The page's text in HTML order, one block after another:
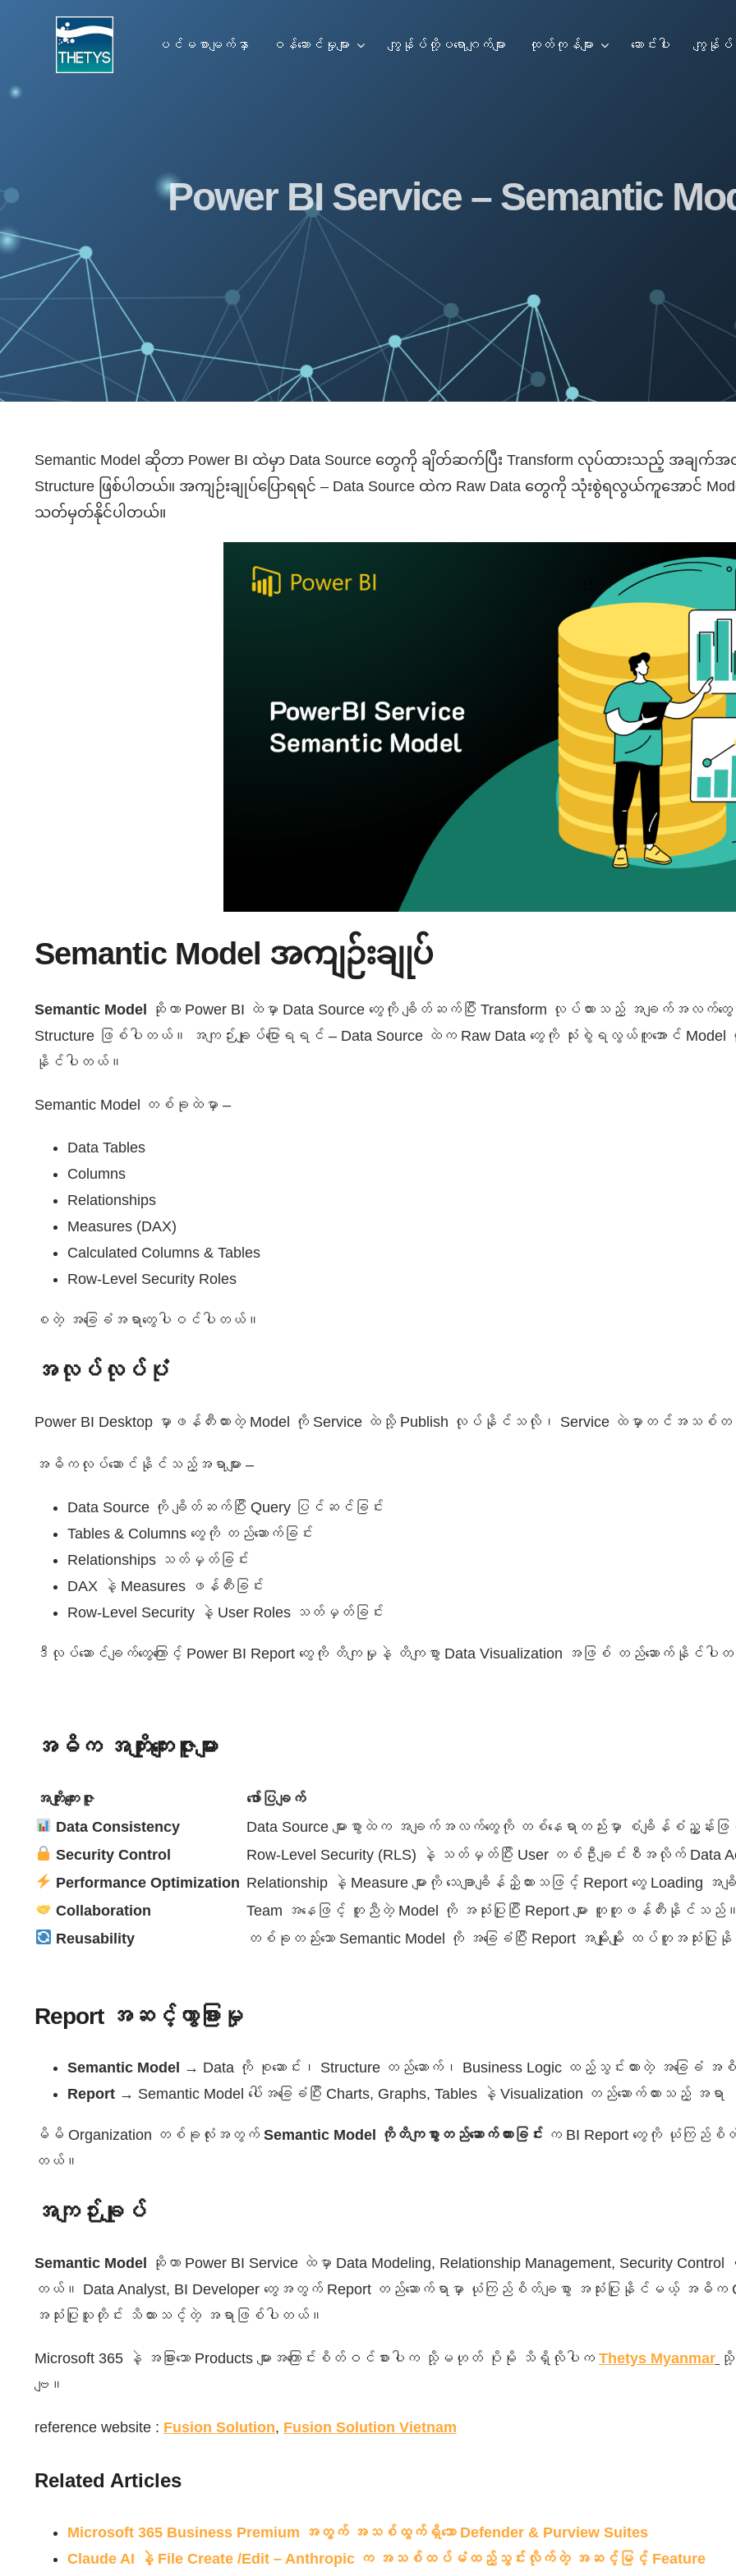
ပင်မစာမျက်နှာ ဝန်ဆောင်မှုများ ကျွန်ုပ်တို့ပရောဂျက်များ ထုတ်ကုန်များ ဆောင်းပါး ကျွန်ုပ်တို့
Power BI Service – Semantic
Semantic Model ဆိုတာPower BI ထဲမှာData Source တွေကို ချိတ်ဆက်ပြီး Transform လုပ်ထားသည အချက်
Structure ဖြစ်ပါတယ်။ အကျဉ်းချုပ်ပြောရရင ် – Data Source ထဲကRaw Data တွေကို သုံးစွဲရလွယ်ကူအောင
သတ်မှတ်နိုင်ပါတယ်။
Semantic Model အကျဉ်းချုပ်
Semantic Model ဆိုတာ Power BI ထဲမှာ Data Source တွေကို ချိတ်ဆက်ပြီး Transform လုပ်ထားသည့် အချ
Structure ဖြစ်ပါတယ်။ အကျဉ်းချုပ်ပြောရရင် – Data Source ထဲက Raw Data တွေကို သုံးစွဲရလွယ်ကူအောင်
နိုင်ပါတယ်။
Semantic Model တစ်ခုထဲမှာ –
Data Tables
Columns
Relationships
Measures (DAX)
Calculated Columns & Tables
Row-Level Security Roles
စတဲ့ အခြေခံအရာတွေပါဝင်ပါတယ်။
အလုပ်လုပ်ပုံ
Power BI Desktop မှာဖန်တီးထားတဲ့ Model ကို Service ထဲသို့ Publish လုပ်နိုင်သလို၊ Service ထဲမှာတင်အသစ်
အဓိကလုပ်ဆောင်နိုင်သည့်အရာများ –
Data Source ကို ချိတ်ဆက်ပြီး Query ပြင်ဆင်ခြင်း
Tables & Columns တွေကို တည်ဆောက်ခြင်း
Relationships သတ်မှတ်ခြင်း
DAX နဲ့ Measures ဖန်တီးခြင်း
Row-Level Security နဲ့ User Roles သတ်မှတ်ခြင်း
ဒီလုပ်ဆောင်ချက်တွေကြောင့် Power BI Report တွေကို တိကျမှုနဲ့ တိကျစွာ Data Visualization အဖြစ် တည်ဆောက်နိုင်ပါ
အဓိက အကျိုးကျေးဇူးများ
အကျိုးကျေးဇူး
ဖော်ပြချက်
Data Consistency
Data Source များစွာထဲက အချက်အလက်တွေကို တစ်နေရာတည်းမှာ စံချိန်စံညွှန်း
Security Control
Row-Level Security (RLS) နဲ့ သတ်မှတ်ပြီး User တစ်ဦးချင်းစီအလိုက်
Performance Optimization Relationship နဲ့ Measure များကို သေချာချိန်ညှိထားသဖြင့် Report တွေ
Collaboration
Team အနေဖြင့် တူညီတဲ့ Model ကို အသုံးပြုပြီး Report များ တူတူဖန်တီးနိုင်သည်။
Reusability
တစ်ခုတည်းသော Semantic Model ကို အခြေခံပြီး Report အမျိုးမျိုး ထပ်တူအသုံးပ
Report အဆင့်ကွာခြားမှု
Semantic Model → Data ကို စုဆောင်း၊ Structure တည်ဆောက်၊ Business Logic ထည့်သွင်းထားတဲ့ အခြေခံ
Report→ Semantic Model ပေါ်အခြေခံပြီး Charts, Graphs, Tables နဲ့ Visualization တည်ဆောက်ထားသည့် အရာ
မိမိ Organization တစ်ခုလုံးအတွက် Semantic Model ကိုတိကျစွာတည်ဆောက်ထားခြင်းက BI Report တွေကို ယုံကြည်
တယ်။
အကျဉ်းချုပ်
Semantic Model ဆိုတာ Power BI Service ထဲမှာ Data Modeling, Relationship Management,
တယ်။ Data Analyst, BI Developer တွေအတွက် Report တည်ဆောက်ရာမှာ ယုံကြည်စိတ်ချစွာ အသုံးပြုနိုင်မယ့် အဓိက
အသုံးပြုသူတိုင်း သိထားသင့်တဲ့ အရာဖြစ်ပါတယ်။
Microsoft 365 နဲ့ အခြားသော Products များအကြောင်းစိတ်ဝင်စားပါက သို့မဟုတ် ပိုမို သိရှိလိုပါက Thetys Myanmar
ဗျ။
reference website : Fusion Solution, Fusion Solution Vietnam
Related Articles
Microsoft 365 Business Premium အတွက် အသစ်ထွက်ရှိသော Defender & Purview Suites
Claude AI နဲ့ File Create /Edit – Anthropic က အသစ်ထပ်မံထည့်သွင်းလိုက်တဲ့ အဆင့်မြင့် Feature